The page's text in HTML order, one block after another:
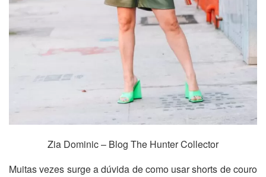
Zia Dominic – Blog The Hunter Collector
Muitas vezes surge a dúvida de como usar shorts de couro